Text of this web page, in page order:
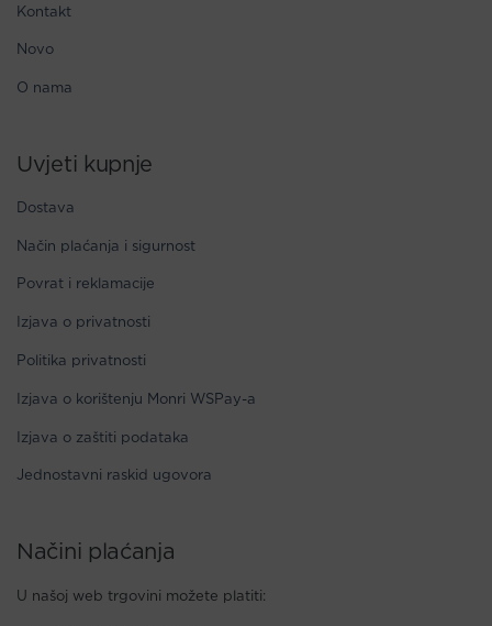
Kontakt
Novo
O nama
Uvjeti kupnje
Dostava
Način plaćanja i sigurnost
Povrat i reklamacije
Izjava o privatnosti
Politika privatnosti
Izjava o korištenju Monri WSPay-a
Izjava o zaštiti podataka
Jednostavni raskid ugovora
Načini plaćanja
U našoj web trgovini možete platiti: